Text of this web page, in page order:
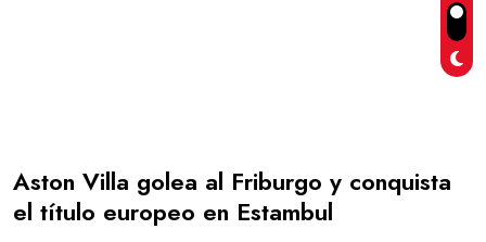
Aston Villa golea al Friburgo y conquista
el título europeo en Estambul